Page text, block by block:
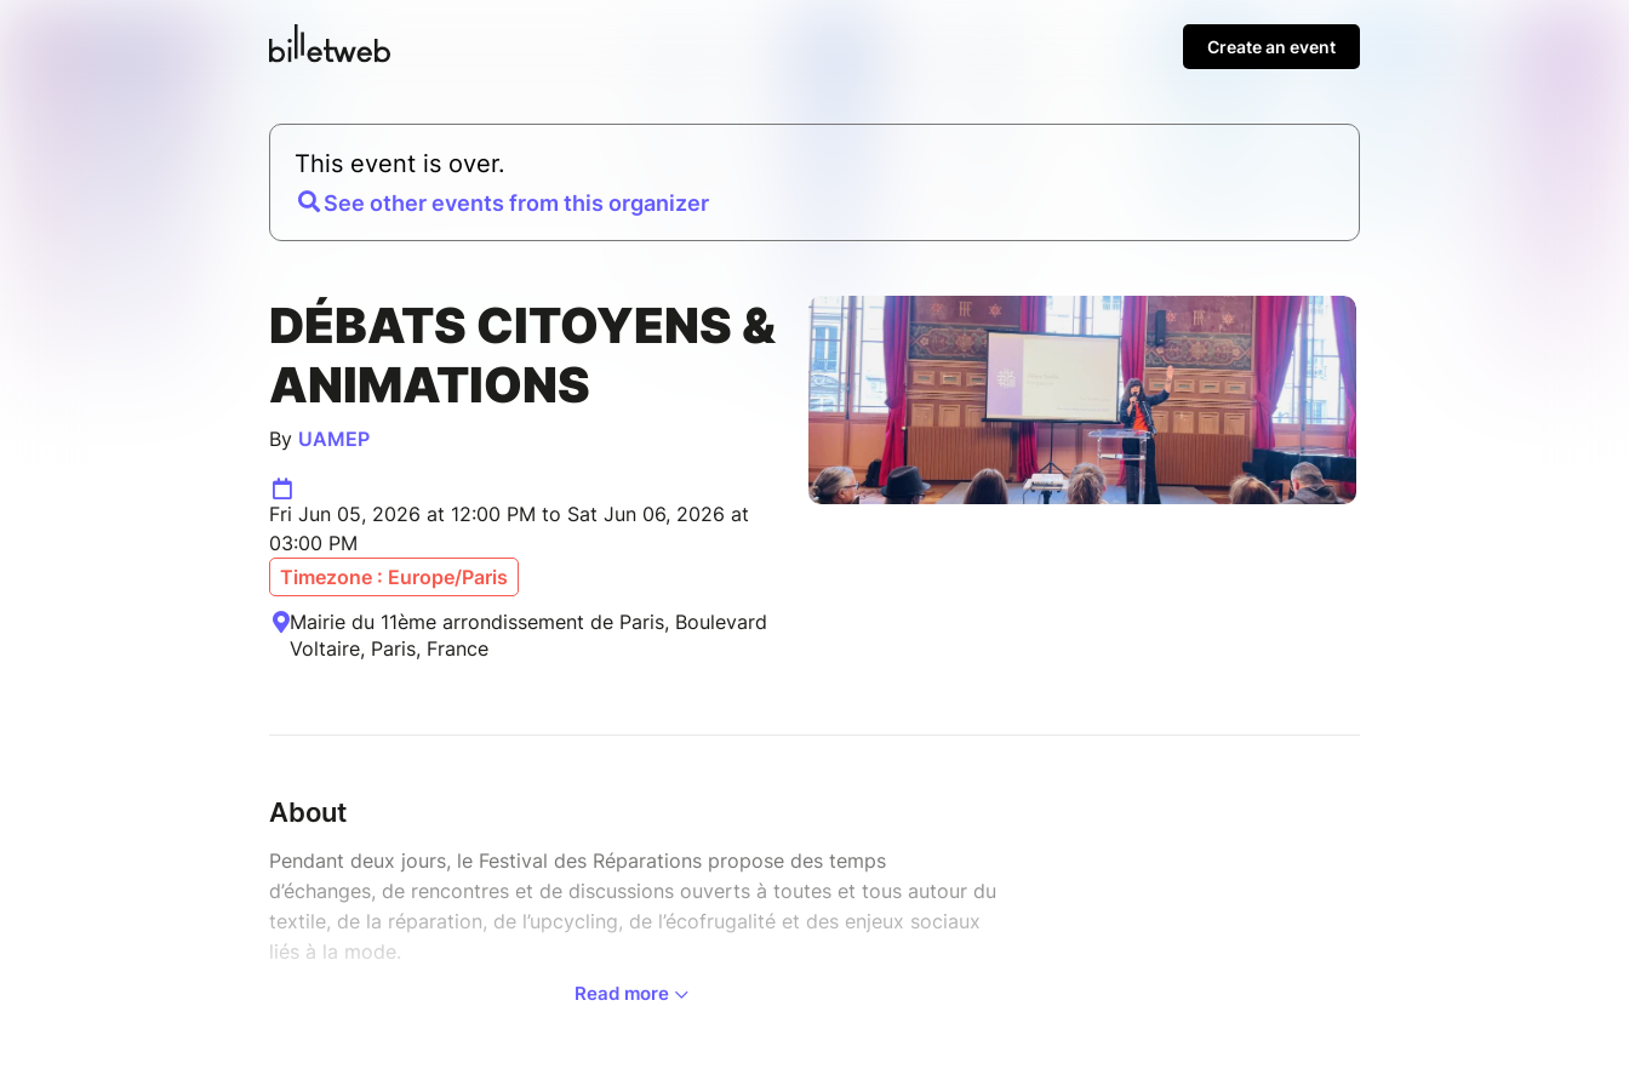
Create an event
This event is over.
See other events from this organizer
DÉBATS CITOYENS &
ANIMATIONS
By UAMEP
Fri Jun 05, 2026 at 12:00 PM to Sat Jun 06, 2026 at
03:00 PM
Timezone : Europe/Paris
Mairie du 11ème arrondissement de Paris, Boulevard
Voltaire, Paris, France
About
Pendant deux jours, le Festival des Réparations propose des temps
d’échanges, de rencontres et de discussions ouverts à toutes et tous autour du
textile, de la réparation, de l’upcycling, de l’écofrugalité et des enjeux sociaux
liés à la mode.
Read more